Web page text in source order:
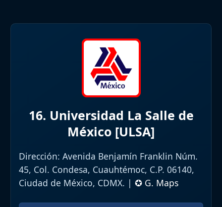
16. Universidad La Salle de
México [ULSA]
Dirección: Avenida Benjamín Franklin Núm.
45, Col. Condesa, Cuauhtémoc, C.P. 06140,
Ciudad de México, CDMX. | ✪ G. Maps